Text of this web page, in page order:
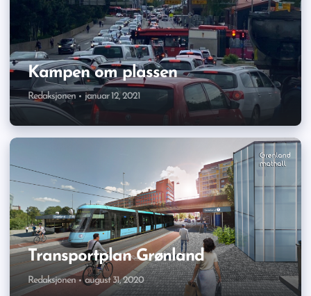
Kampen om plassen
Redaksjonen januar 12, 2021
Transportplan Grønland
Redaksjonen august 31, 2020